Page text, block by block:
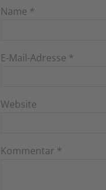
Name *
E-Mail-Adresse *
Website
Kommentar *